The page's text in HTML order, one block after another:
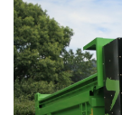
资
讯
商
业